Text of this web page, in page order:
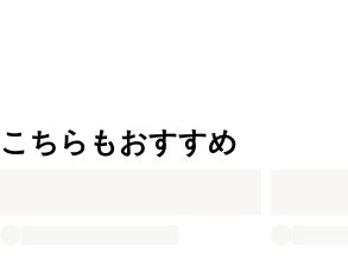
こちらもおすすめ